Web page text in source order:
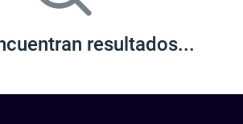
resultados...